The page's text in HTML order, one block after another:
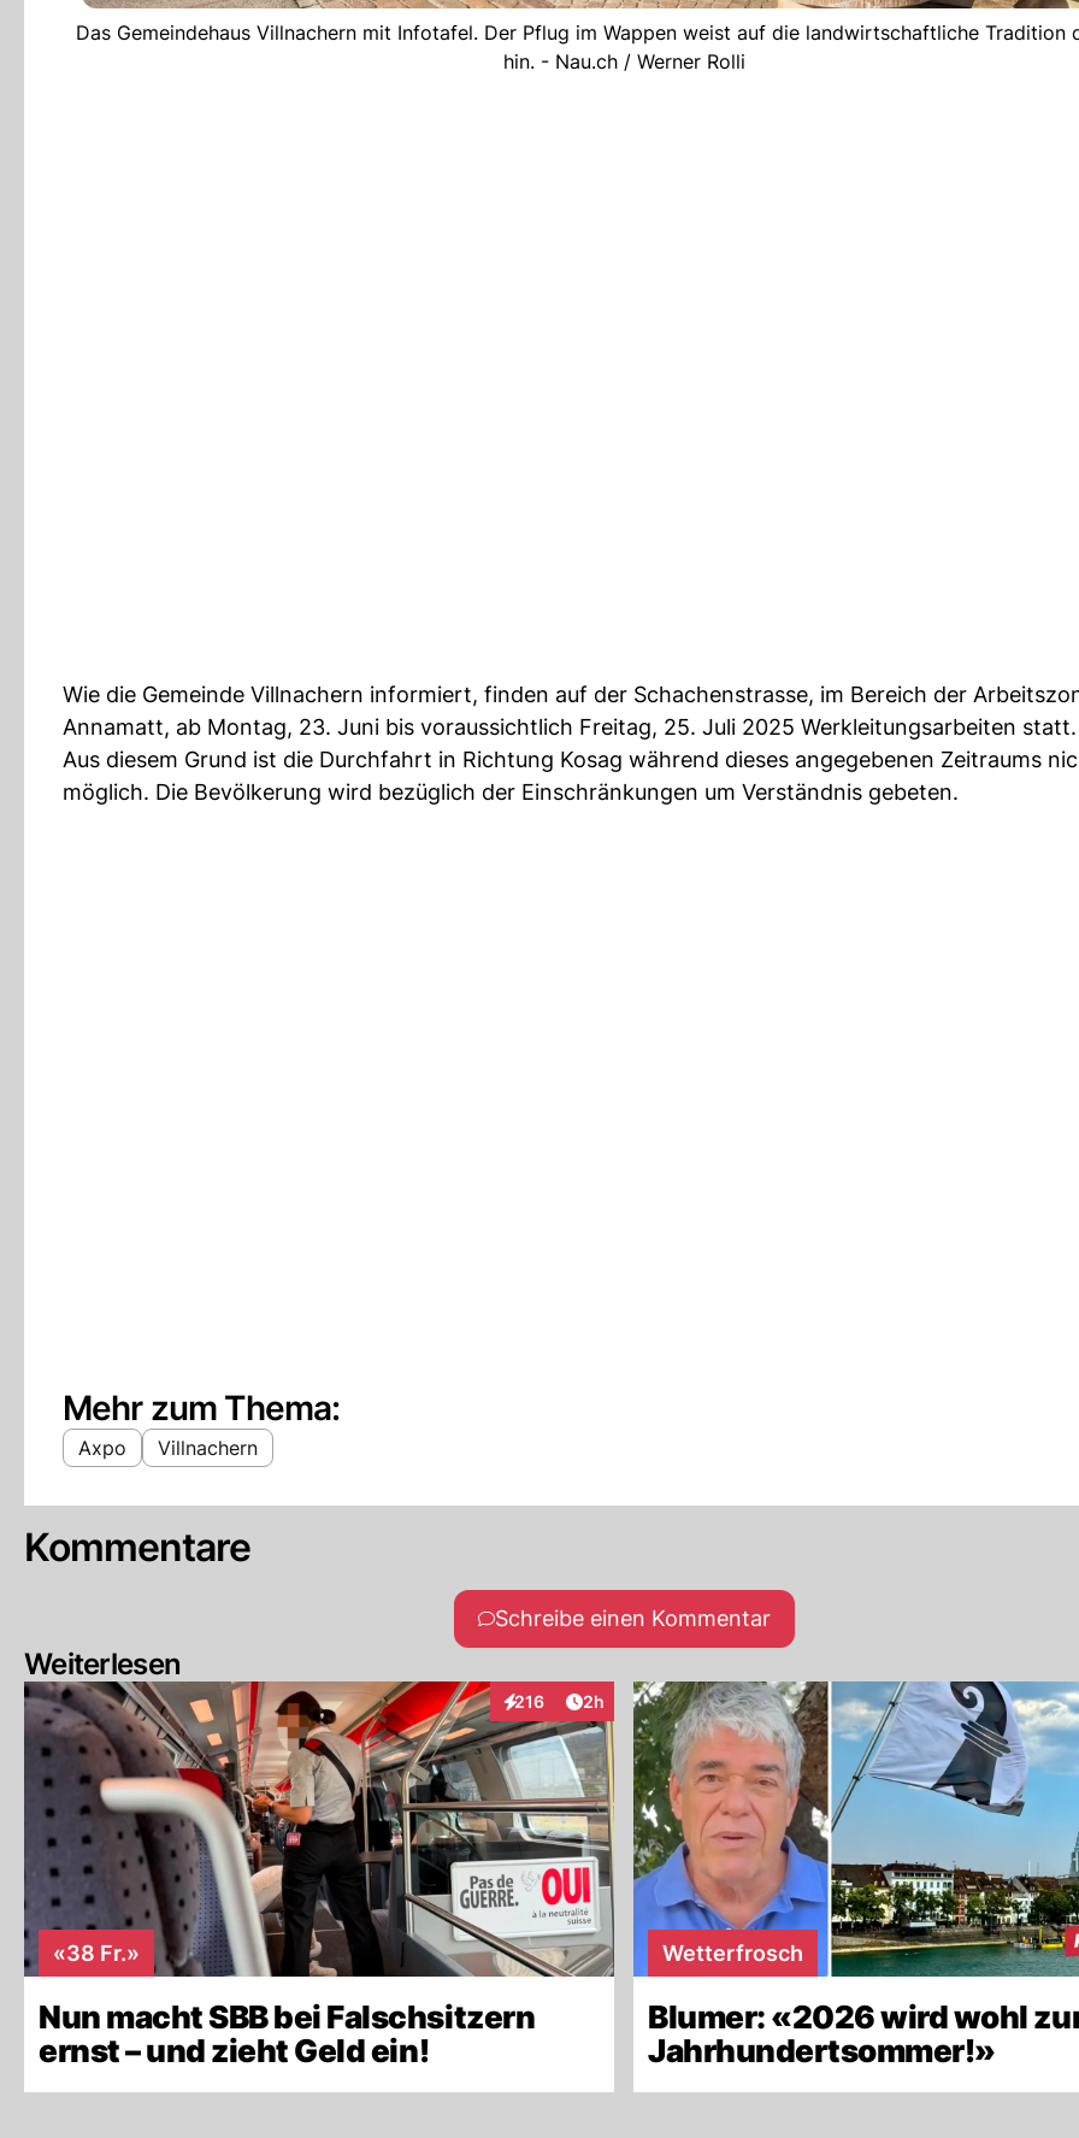
Das Gemeindehaus Villnachern mit Infotafel. Der Pflug im Wappen weist auf die landwirtschaftliche Tradition
hin. - Nau.ch / Werner Rolli
Wie die Gemeinde Villnachern informiert, finden auf der Schachenstrasse, im Bereich der
Annamatt, ab Montag, 23. Juni bis voraussichtlich Freitag, 25. Juli 2025 Werkleitungsarbeiten statt.
Aus diesem Grund ist die Durchfahrt in Richtung Kosag während dieses angegebenen Zeitraums
möglich. Die Bevölkerung wird bezüglich der Einschränkungen um Verständnis gebeten.
Mehr zum Thema:
Axpo Villnachern
Kommentare
Schreibe einen Kommentar
Weiterlesen
216
InteraktionenArtikel veröffentlicht:
2h
«38 Fr.»
Nun macht SBB bei Falschsitzern
ernst – und zieht Geld ein!
Wetterfrosch
Blumer: «2026 wird wohl
Jahrhundertsommer!»